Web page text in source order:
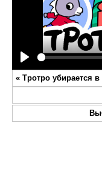
Play
« Тротро убирается